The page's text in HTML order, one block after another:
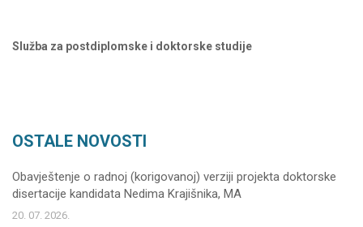
Služba za postdiplomske i doktorske studije
OSTALE NOVOSTI
Obavještenje o radnoj (korigovanoj) verziji projekta doktorske
disertacije kandidata Nedima Krajišnika, MA
20. 07. 2026.